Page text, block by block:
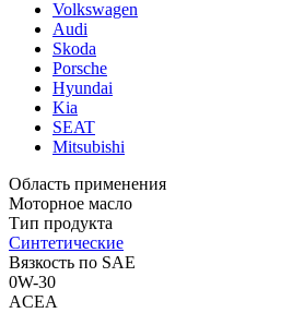
Volkswagen
Audi
Skoda
Porsche
Hyundai
Kia
SEAT
Mitsubishi
Область применения
Моторное масло
Тип продукта
Синтетические
Вязкость по SAE
0W-30
ACEA